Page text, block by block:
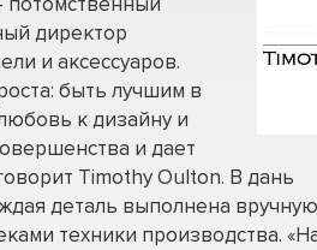
директор
и аксессуаров.
быть лучшим в
к дизайну и
и дает
Timothy Oulton. В дань
деталь выполнена
техники производства.